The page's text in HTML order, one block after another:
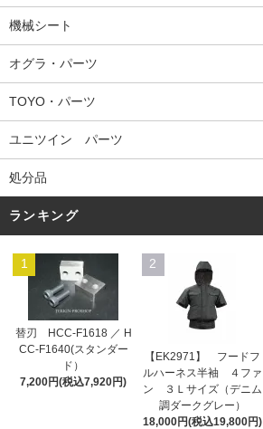
機械シート
オグラ・パーツ
TOYO・パーツ
ユニツイン パーツ
処分品
ランキング
1
替刃 HCC-F1618 ／ H
CC-F1640(スタンダー
ド）
7,200円(税込7,920円)
2
【EK2971】 フードフ
ルハーネス半袖 ４ファ
ン ３Ｌサイズ（デニム
調ダークグレー）
18,000円(税込19,800円)